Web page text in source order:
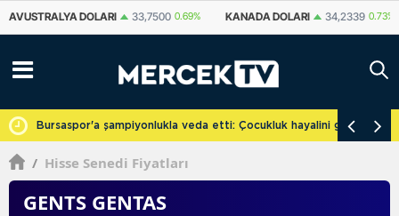
KANADA DOLARI 34,2339 0.73% İSVIÇRE FRANKI 59,1179 0.82%
Bursaspor'a şampiyonlukla veda etti: Çocukluk hayalini
/ Hisse Senedi Fiyatları
GENTS GENTAS